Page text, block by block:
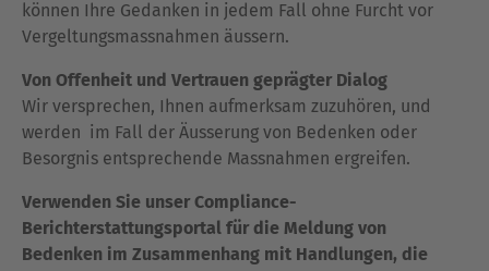
können Ihre Gedanken in jedem Fall ohne Furcht vor
Vergeltungsmassnahmen äussern.
Von Offenheit und Vertrauen geprägter Dialog
Wir versprechen, Ihnen aufmerksam zuzuhören, und
werden im Fall der Äusserung von Bedenken oder
Besorgnis entsprechende Massnahmen ergreifen.
Verwenden Sie unser Compliance-
Berichterstattungsportal für die Meldung von
Bedenken im Zusammenhang mit Handlungen, die